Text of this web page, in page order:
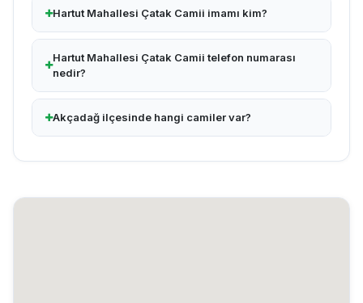
Hartut Mahallesi Çatak Camii imamı kim?
Hartut Mahallesi Çatak Camii telefon numarası
nedir?
Akçadağ ilçesinde hangi camiler var?